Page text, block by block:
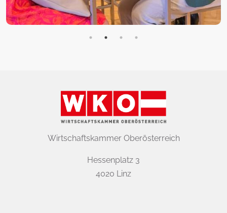
Wirtschaftskammer Oberösterreich
Hessenplatz 3
4020 Linz